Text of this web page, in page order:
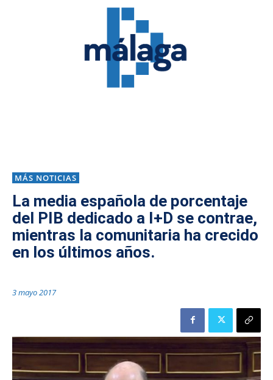
MÁS NOTICIAS
La media española de porcentaje
del PIB dedicado a I+D se contrae,
mientras la comunitaria ha crecido
en los últimos años.
3 mayo 2017